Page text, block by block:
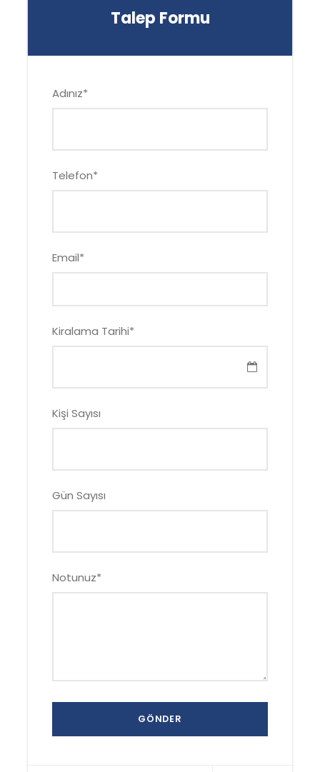
Talep Formu
Adınız*
Telefon*
Email*
Kiralama Tarihi*
Kişi Sayısı
Gün Sayısı
Notunuz*